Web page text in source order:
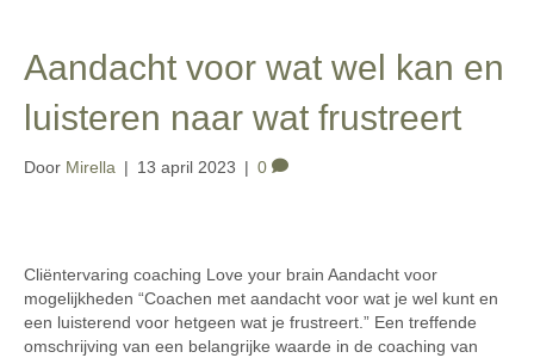
Aandacht voor wat wel kan en
luisteren naar wat frustreert
Door Mirella | 13 april 2023 | 0
Cliëntervaring coaching Love your brain Aandacht voor
mogelijkheden “Coachen met aandacht voor wat je wel kunt en
een luisterend voor hetgeen wat je frustreert.” Een treffende
omschrijving van een belangrijke waarde in de coaching van